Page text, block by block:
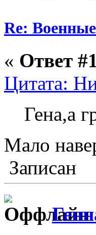
Re:
« Ответ
Цитата:
Гена,а
Мало
Записан